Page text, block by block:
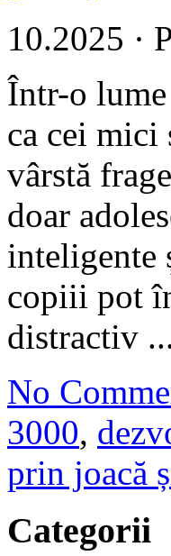
10.2025 ·
Într-o lume
ca cei mici
vârstă
doar
inteligente
copiii pot
distractiv
No
3000,
prin joacă
Categorii